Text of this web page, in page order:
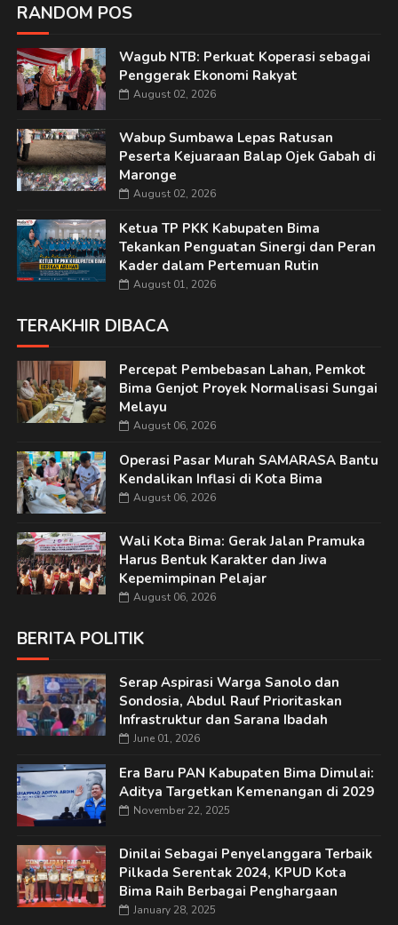
RANDOM POS
Wagub NTB: Perkuat Koperasi sebagai
Penggerak Ekonomi Rakyat
August 02, 2026
Wabup Sumbawa Lepas Ratusan
Peserta Kejuaraan Balap Ojek Gabah di
Maronge
August 02, 2026
Ketua TP PKK Kabupaten Bima
Tekankan Penguatan Sinergi dan Peran
Kader dalam Pertemuan Rutin
August 01, 2026
TERAKHIR DIBACA
Percepat Pembebasan Lahan, Pemkot
Bima Genjot Proyek Normalisasi Sungai
Melayu
August 06, 2026
Operasi Pasar Murah SAMARASA Bantu
Kendalikan Inflasi di Kota Bima
August 06, 2026
Wali Kota Bima: Gerak Jalan Pramuka
Harus Bentuk Karakter dan Jiwa
Kepemimpinan Pelajar
August 06, 2026
BERITA POLITIK
Serap Aspirasi Warga Sanolo dan
Sondosia, Abdul Rauf Prioritaskan
Infrastruktur dan Sarana Ibadah
June 01, 2026
Era Baru PAN Kabupaten Bima Dimulai:
Aditya Targetkan Kemenangan di 2029
November 22, 2025
Dinilai Sebagai Penyelanggara Terbaik
Pilkada Serentak 2024, KPUD Kota
Bima Raih Berbagai Penghargaan
January 28, 2025